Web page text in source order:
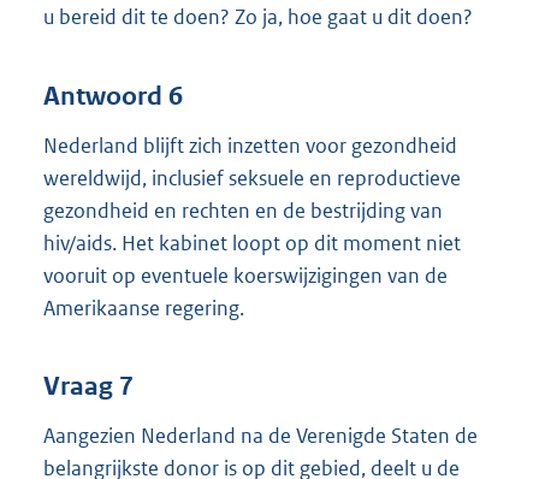
u bereid dit te doen? Zo ja, hoe gaat u dit doen?
Antwoord 6
Nederland blijft zich inzetten voor gezondheid
wereldwijd, inclusief seksuele en reproductieve
gezondheid en rechten en de bestrijding van
hiv/aids. Het kabinet loopt op dit moment niet
vooruit op eventuele koerswijzigingen van de
Amerikaanse regering.
Vraag 7
Aangezien Nederland na de Verenigde Staten de
belangrijkste donor is op dit gebied, deelt u de